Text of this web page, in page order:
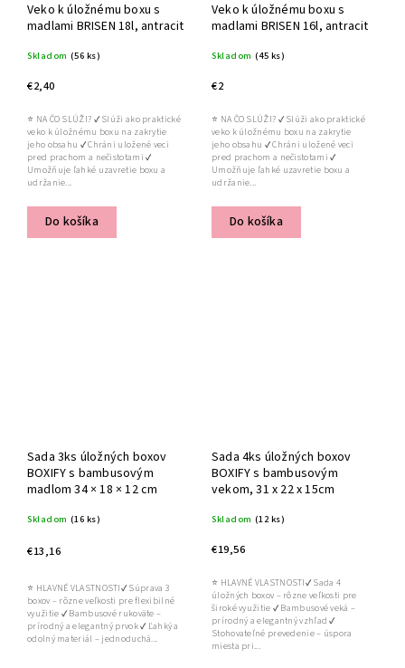
Veko k úložnému boxu s
madlami BRISEN 18l, antracit
Skladom (56 ks)
€2,40
Do košíka
⭐ NA ČO SLÚŽI? ✔ Slúži ako praktické
veko k úložnému boxu na zakrytie
jeho obsahu ✔ Chráni uložené veci
pred prachom a nečistotami ✔
Umožňuje ľahké uzavretie boxu a
udržanie...
Veko k úložnému boxu s
madlami BRISEN 16l, antracit
Skladom (45 ks)
€2
Do košíka
⭐ NA ČO SLÚŽI? ✔ Slúži ako praktické
veko k úložnému boxu na zakrytie
jeho obsahu ✔ Chráni uložené veci
pred prachom a nečistotami ✔
Umožňuje ľahké uzavretie boxu a
udržanie...
Sada 3ks úložných boxov
BOXIFY s bambusovým
madlom 34 × 18 × 12 cm
Skladom (16 ks)
€13,16
⭐ HLAVNÉ VLASTNOSTI✔ Súprava 3
boxov – rôzne veľkosti pre flexibilné
využitie ✔ Bambusové rukoväte –
prírodný a elegantný prvok ✔ Ľahký a
odolný materiál – jednoduchá...
Sada 4ks úložných boxov
BOXIFY s bambusovým
vekom, 31 x 22 x 15cm
Skladom (12 ks)
€19,56
⭐ HLAVNÉ VLASTNOSTI✔ Sada 4
úložných boxov – rôzne veľkosti pre
široké využitie ✔ Bambusové veká –
prírodný a elegantný vzhľad ✔
Stohovateľné prevedenie – úspora
miesta pri...